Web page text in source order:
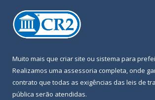
Muito mais que criar site ou sistema para
Realizamos uma assessoria completa, onde
contrato que todas as exigências das leis de
pública serão atendidas.